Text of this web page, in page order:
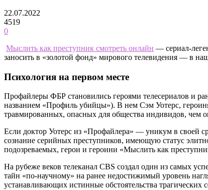
22.07.2022
4519
0
Мыслить как преступник смотреть онлайн — сериал-
заносить в «золотой фонд» мирового телевидения — в
Психология на первом месте
Профайлеры ФБР становились героями телесериалов и
названием «Профиль убийцы»). В нем Сэм Уотерс,
травмированных, опасных для общества индивидов, чем
Если доктор Уотерс из «Профайлера» — уникум в своей
сознание серийных преступников, имеющую статус
подозреваемых, герои и героини «Мыслить как
На рубеже веков телеканал CBS создал один из самых
тайн «по-научному» на ранее недостижимый уровень
устанавливающих истинные обстоятельства трагических